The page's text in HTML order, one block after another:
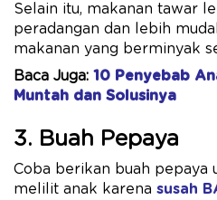
Selain itu, makanan tawar
peradangan dan lebih
makanan yang berminyak
Baca Juga: 10 Penyebab
Muntah dan Solusinya
3. Buah Pepaya
Coba berikan buah pepaya
melilit anak karena susah